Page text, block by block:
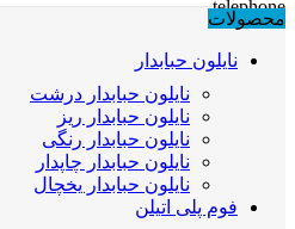
محصولات
نایلون حبابدار
نایلون حبابدار درشت
نایلون حبابدار ریز
نایلون حبابدار رنگی
نایلون حبابدار چاپدار
نایلون حبابدار یخچال
فوم پلی اتیلن